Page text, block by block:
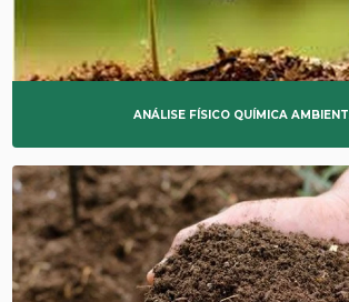
ANÁLISE FÍSICO QUÍMICA